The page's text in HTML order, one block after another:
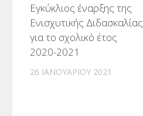
Εγκύκλιος έναρξης της
Ενισχυτικής Διδασκαλίας
για το σχολικό έτος
2020-2021
26 ΙΑΝΟΥΑΡΊΟΥ 2021